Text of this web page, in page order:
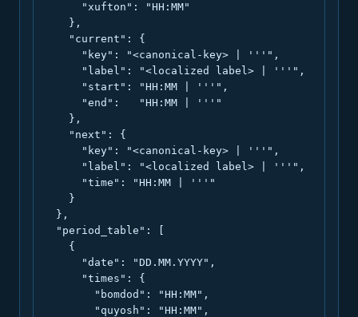
      "xufton": "HH:MM"
    },
    "current": {
      "key": "<canonical-key> | '''",
      "label": "<localized label> | '''",
      "start": "HH:MM | '''",
      "end":   "HH:MM | '''"
    },
    "next": {
      "key": "<canonical-key> | '''",
      "label": "<localized label> | '''",
      "time": "HH:MM | '''"
    }
  },
  "period_table": [
    {
      "date": "DD.MM.YYYY",
      "times": {
        "bomdod": "HH:MM",
        "quyosh": "HH:MM",